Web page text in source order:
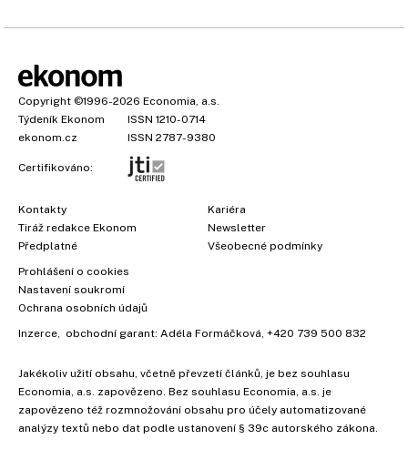
Copyright ©1996-2026 Economia, a.s.
Týdeník Ekonom
ISSN 1210-0714
ekonom.cz
ISSN 2787-9380
Certifikováno:
Kontakty
Tiráž redakce Ekonom
Předplatné
Kariéra
Newsletter
Všeobecné podmínky
Prohlášení o cookies
Nastavení soukromí
Ochrana osobních údajů
Inzerce , obchodní garant: Adéla Formáčková +420 739 500 832
Jakékoliv užití obsahu, včetně převzetí článků, je bez souhlasu
Economia, a.s. zapovězeno. Bez souhlasu Economia, a.s. je
zapovězeno též rozmnožování obsahu pro účely automatizované
analýzy textů nebo dat podle ustanovení § 39c autorského zákona.